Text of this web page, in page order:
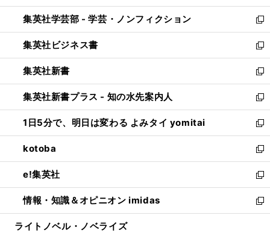
開
く
ウ
で
開
く
ン
ド
ウ
で
開
く
ウ
ィ
ン
ド
ウ
で
開
く
集英社学芸部 - 学芸・ノンフィクション
新
し
い
ウ
ィ
ン
ド
ウ
で
開
く
集英社ビジネス書
新
し
い
ウ
ィ
ン
ド
ウ
で
開
く
集英社新書
新
し
い
ウ
ィ
ン
ド
ウ
で
開
く
集英社新書プラス - 知の水先案内人
新
し
い
ウ
ィ
ン
ド
ウ
で
開
1日5分で、明日は変わる よみタイ yomitai
新
し
い
ウ
ィ
ン
ド
ウ
kotoba
新
し
い
ウ
ィ
ン
e!集英社
新
し
い
ウ
情報・知識＆オピニオン imidas
新
し
ライトノベル・ノベライズ